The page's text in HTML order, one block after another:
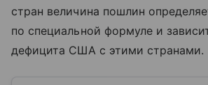
стран величина пошлин
по специальной формуле и
дефицита США с этими странами.